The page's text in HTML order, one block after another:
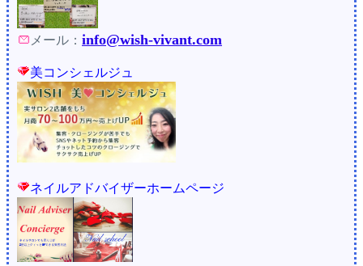
メール： info@wish-vivant.com
美コンシェルジュ
ネイルアドバイザーホームページ